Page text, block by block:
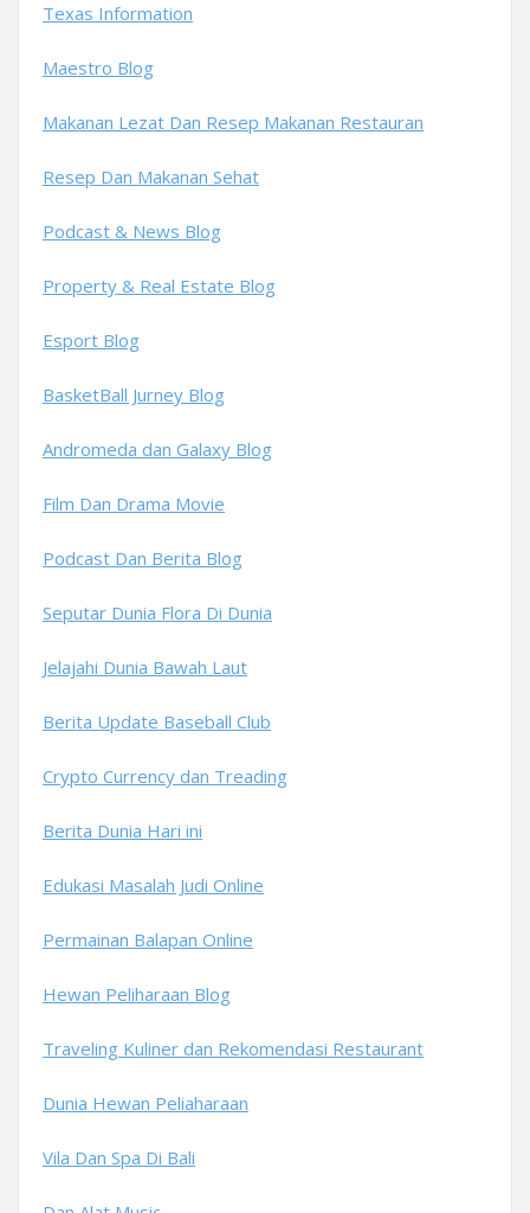
Texas Information
Maestro Blog
Makanan Lezat Dan Resep Makanan Restauran
Resep Dan Makanan Sehat
Podcast & News Blog
Property & Real Estate Blog
Esport Blog
BasketBall Jurney Blog
Andromeda dan Galaxy Blog
Film Dan Drama Movie
Podcast Dan Berita Blog
Seputar Dunia Flora Di Dunia
Jelajahi Dunia Bawah Laut
Berita Update Baseball Club
Crypto Currency dan Treading
Berita Dunia Hari ini
Edukasi Masalah Judi Online
Permainan Balapan Online
Hewan Peliharaan Blog
Traveling Kuliner dan Rekomendasi Restaurant
Dunia Hewan Peliaharaan
Vila Dan Spa Di Bali